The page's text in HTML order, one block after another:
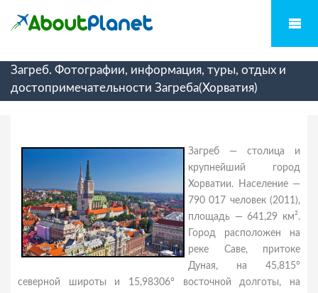
Загреб. Фотографии, информация, туры, отдых и
достопримечательности Загреба(Хорватия)
Загреб — столица и
крупнейший город
Хорватии. Население —
790 017 человек (2011),
площадь — 641,29 км².
Город расположен на
реке Саве, притоке
Дуная, на 45,815°
северной широты и 15,98306° восточной долготы, на